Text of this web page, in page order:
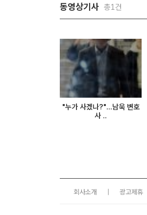
동영상기사 총1건
"누가 사겠나?"...남욱 변호
사 ..
회사소개 광고제휴